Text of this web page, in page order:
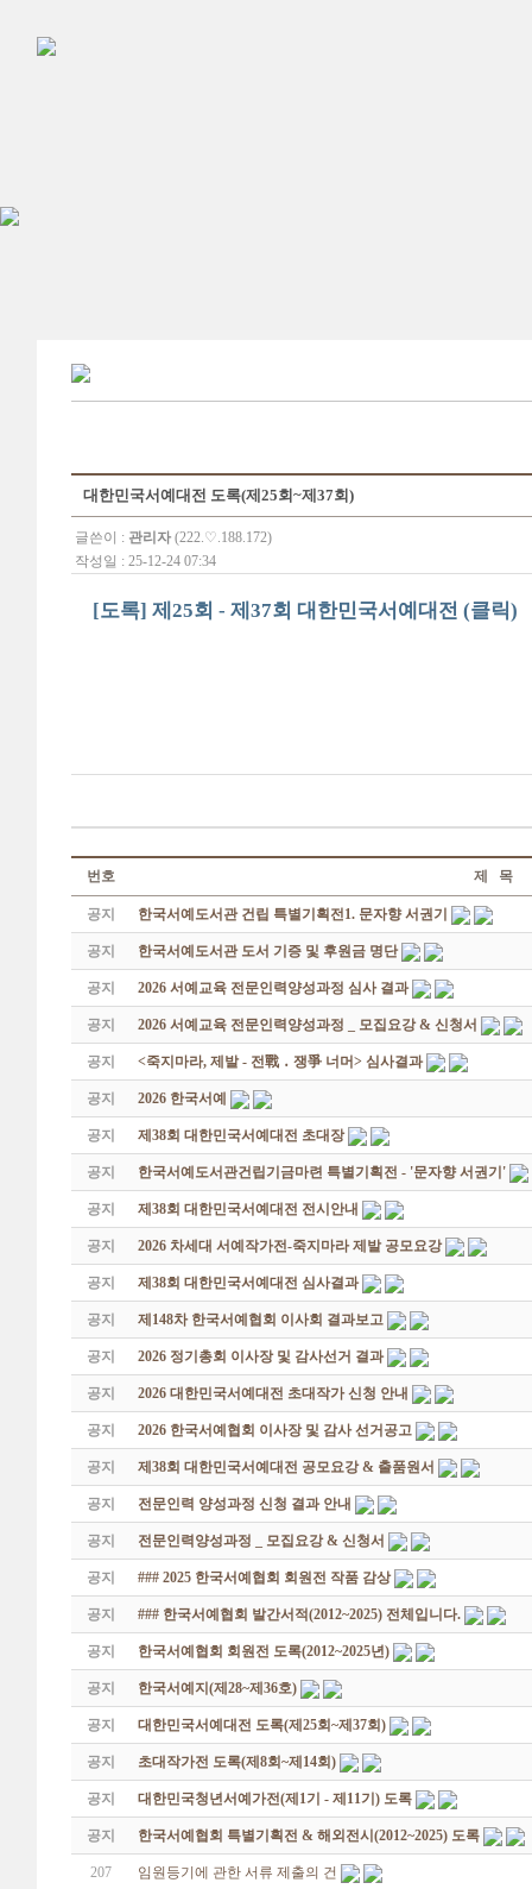
대한민국서예대전 도록(제25회~제37회)
글쓴이 : 관리자 (222.♡.188.172)
작성일 : 25-12-24 07:34
[도록] 제25회 - 제37회 대한민국서예대전 (클릭)
번호 제 목
공지 한국서예도서관 건립 특별기획전1. 문자향 서권기
공지 한국서예도서관 도서 기증 및 후원금 명단
공지 2026 서예교육 전문인력양성과정 심사 결과
공지 2026 서예교육 전문인력양성과정 _ 모집요강 & 신청서
공지 <죽지마라, 제발 - 전戰 ․ 쟁爭 너머> 심사결과
공지 2026 한국서예
공지 제38회 대한민국서예대전 초대장
공지 한국서예도서관건립기금마련 특별기획전 - '문자향 서권기'
공지 제38회 대한민국서예대전 전시안내
공지 2026 차세대 서예작가전-죽지마라 제발 공모요강
공지 제38회 대한민국서예대전 심사결과
공지 제148차 한국서예협회 이사회 결과보고
공지 2026 정기총회 이사장 및 감사선거 결과
공지 2026 대한민국서예대전 초대작가 신청 안내
공지 2026 한국서예협회 이사장 및 감사 선거공고
공지 제38회 대한민국서예대전 공모요강 & 출품원서
공지 전문인력 양성과정 신청 결과 안내
공지 전문인력양성과정 _ 모집요강 & 신청서
공지 ### 2025 한국서예협회 회원전 작품 감상
공지 ### 한국서예협회 발간서적(2012~2025) 전체입니다.
공지 한국서예협회 회원전 도록(2012~2025년)
공지 한국서예지(제28~제36호)
공지 대한민국서예대전 도록(제25회~제37회)
공지 초대작가전 도록(제8회~제14회)
공지 대한민국청년서예가전(제1기 - 제11기) 도록
공지 한국서예협회 특별기획전 & 해외전시(2012~2025) 도록
207 임원등기에 관한 서류 제출의 건